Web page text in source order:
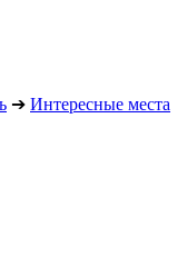
➔ Интересные места